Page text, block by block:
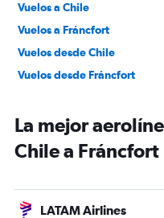
Vuelos a Chile
Vuelos a Fráncfort
Vuelos desde Chile
Vuelos desde Fráncfort
La mejor
Chile a Fráncfort
LATAM Airlines